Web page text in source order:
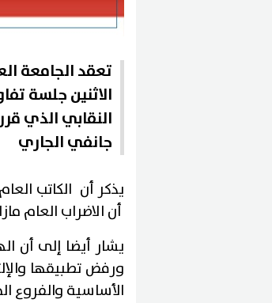
تعقد الجامعة
الاثنين جلسة
جانفي الجاري
يذكر أن الكاتب
أن الاضراب العام
يشار أيضا إلى أن
ورفض تطبيقها
الأساسية والفروع